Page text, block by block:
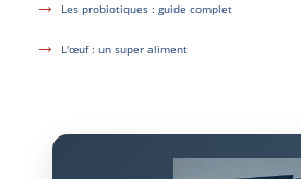
Les probiotiques : guide complet
L'œuf : un super aliment